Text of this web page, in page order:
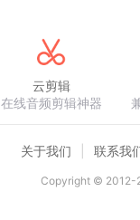
云剪辑
在线音频剪辑神器
关于我们 联系我
Copyright © 2012-